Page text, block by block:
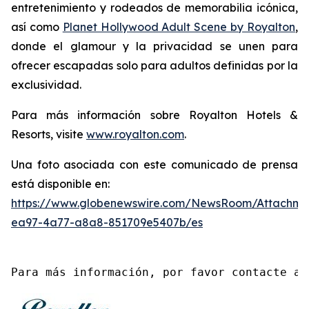
entretenimiento y rodeados de memorabilia icónica,
así como Planet Hollywood Adult Scene by Royalton,
donde el glamour y la privacidad se unen para
ofrecer escapadas solo para adultos definidas por la
exclusividad.
Para más información sobre Royalton Hotels &
Resorts, visite www.royalton.com.
Una foto asociada con este comunicado de prensa
está disponible en:
https://www.globenewswire.com/NewsRoom/
ea97-4a77-a8a8-851709e5407b/es
Para más información, por favor contacte a